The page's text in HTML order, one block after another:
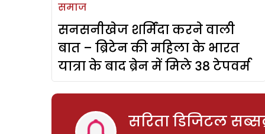
समाज
सनसनीखेज शर्मिंदा करने वाली
बात – ब्रिटेन की महिला के भारत
यात्रा के बाद ब्रेन में मिले 38 टेपवर्म
सरिता डिजिटल